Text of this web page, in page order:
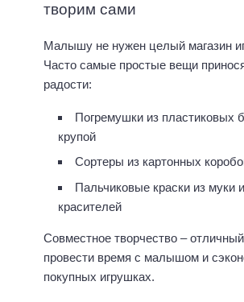
творим сами
Малышу не нужен целый магазин
Часто самые простые вещи
радости:
Погремушки из пластиковых
крупой
Сортеры из картонных
Пальчиковые краски из муки
красителей
Совместное творчество –
провести время с малышом и
покупных игрушках.